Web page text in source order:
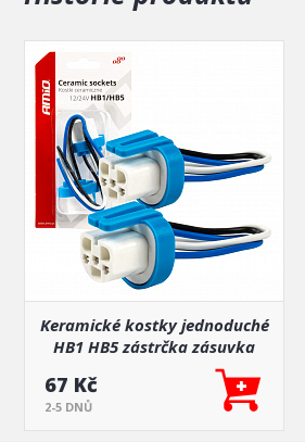
používání
Keramické kostky jednoduché
HB1 HB5 zástrčka zásuvka
67 Kč
2-5 DNŮ